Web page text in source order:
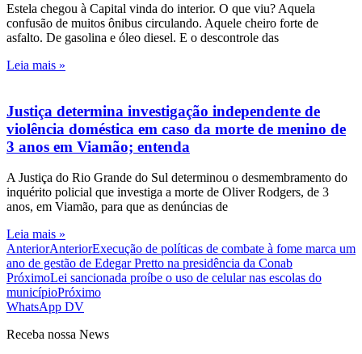
Estela chegou à Capital vinda do interior. O que viu? Aquela
confusão de muitos ônibus circulando. Aquele cheiro forte de
asfalto. De gasolina e óleo diesel. E o descontrole das
Leia mais »
Justiça determina investigação independente de
violência doméstica em caso da morte de menino de
3 anos em Viamão; entenda
A Justiça do Rio Grande do Sul determinou o desmembramento do
inquérito policial que investiga a morte de Oliver Rodgers, de 3
anos, em Viamão, para que as denúncias de
Leia mais »
AnteriorAnteriorExecução de políticas de combate à fome marca um
ano de gestão de Edegar Pretto na presidência da Conab
PróximoLei sancionada proíbe o uso de celular nas escolas do
municípioPróximo
WhatsApp DV
Receba nossa News